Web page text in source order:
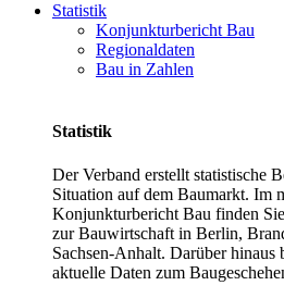
Statistik
Konjunkturbericht Bau
Regionaldaten
Bau in Zahlen
Statistik
Der Verband erstellt statistische
Situation auf dem Baumarkt. Im
Konjunkturbericht Bau finden
zur Bauwirtschaft in Berlin,
Sachsen-Anhalt. Darüber
aktuelle Daten zum